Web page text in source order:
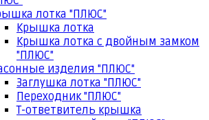
лотка "ПЛЮС"
Крышка лотка
Крышка лотка с двойным замком
"ПЛЮС"
изделия "ПЛЮС"
Заглушка лотка "ПЛЮС"
Переходник "ПЛЮС"
Т-ответвитель крышка